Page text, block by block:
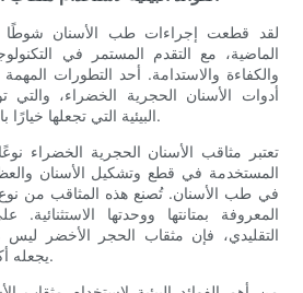
لقد قطعت إجراءات طب الأسنان شوطًا
الماضية، مع التقدم المستمر في
والكفاءة والاستدامة. أحد التطورات
أدوات الأسنان الحجرية الخضراء،
البيئية التي تجعلها خيارًا بارزًا لمحترفي طب الأسنان.
تعتبر مثاقب الأسنان الحجرية الخضراء
المستخدمة في قطع وتشكيل الأسنان
في طب الأسنان. تُصنع هذه المثاقب من
المعروفة بمتانتها ووحدتها
التقليدي، فإن مثقاب الحجر الأخضر
يجعله أكثر ملاءمة للبيئة واستدامة.